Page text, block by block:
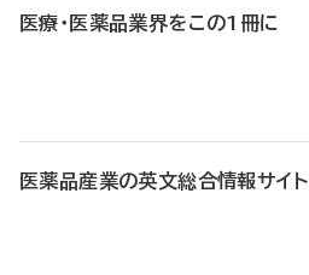
医療・医薬品業界をこの1冊に
医薬品産業の英文総合情報サイト